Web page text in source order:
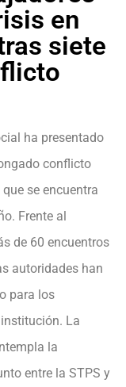
en
siete
ha presentado
conflicto
se encuentra
Frente al
de 60 encuentros
autoridades han
para los
La
la
entre la STPS y